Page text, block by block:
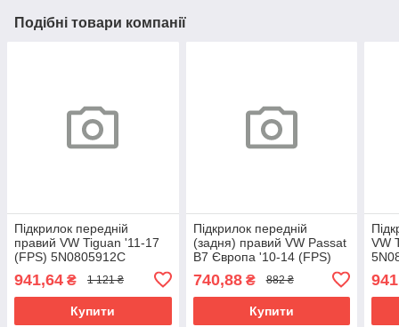
Подібні товари компанії
Підкрилок передній
правий VW Tiguan '11-17
(FPS) 5N0805912C
941,64 ₴ 1 121 ₴
Купити
Підкрилок передній
(задня) правий VW Passat
B7 Європа '10-14 (FPS)
740,88₴ 882 ₴
Купити
VW